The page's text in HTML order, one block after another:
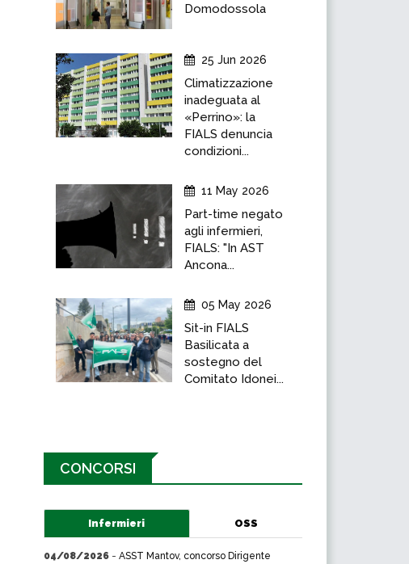
Domodossola
25 Jun 2026
Climatizzazione
inadeguata al
«Perrino»: la
FIALS denuncia
condizioni...
11 May 2026
Part-time negato
agli infermieri,
FIALS: "In AST
Ancona...
05 May 2026
Sit-in FIALS
Basilicata a
sostegno del
Comitato Idonei...
CONCORSI
Infermieri OSS
04/08/2026 - ASST Mantov, concorso Dirigente